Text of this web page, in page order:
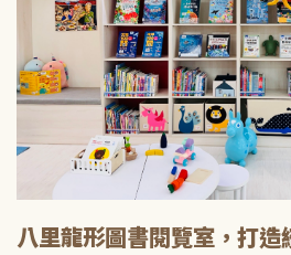
八里龍形圖書閱覽室，打造